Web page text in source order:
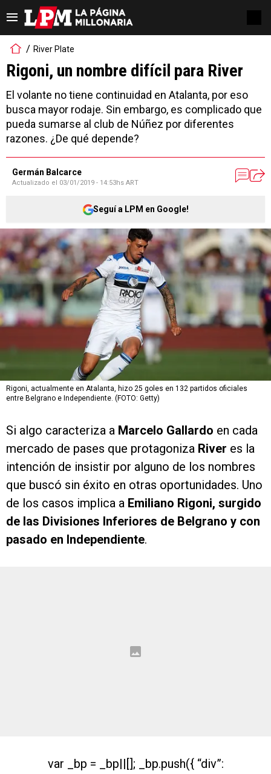
River Plate
Rigoni, un nombre difícil para River
El volante no tiene continuidad en Atalanta, por eso
busca mayor rodaje. Sin embargo, es complicado que
pueda sumarse al club de Núñez por diferentes
razones. ¿De qué depende?
Germán Balcarce
Actualizado el 03/01/2019 - 14:53hs ART
Seguí a LPM en Google!
Rigoni, actualmente en Atalanta, hizo 25 goles en 132 partidos oficiales
entre Belgrano e Independiente. (FOTO: Getty)
Si algo caracteriza a Marcelo Gallardo en cada
mercado de pases que protagoniza River es la
intención de insistir por alguno de los nombres
que buscó sin éxito en otras oportunidades. Uno
de los casos implica a Emiliano Rigoni, surgido
de las Divisiones Inferiores de Belgrano y con
pasado en Independiente.
var _bp = _bp||[]; _bp.push({ “div”: